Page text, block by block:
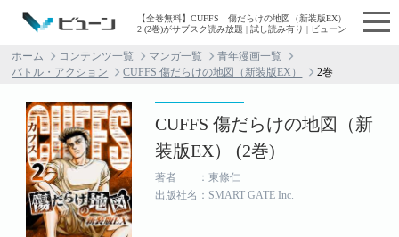
【全巻無料】CUFFS 傷だらけの地図（新装版EX）
2 (2巻)がサブスク読み放題 | 試し読み有り | ビューン
ホーム コンテンツ一覧 マンガ一覧
青年漫画一覧
バトル・アクション
CUFFS 傷だらけの地図（新装版EX） 2巻
CUFFS 傷だらけの地図（新
装版EX） (2巻)
著者 ：東條仁
出版社名：SMART GATE Inc.